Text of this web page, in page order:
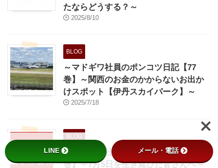
たならどうする？～
2025/8/10
BLOG
～マドギワ社員のポンコツ日記【77
巻】～関西のお金のかからないお出か
けスポット【伊丹スカイパーク】～
2025/7/18
BLOG
～マドギワ社員のポンコツ日記【76
巻】～7月5日を生き延びた皆さんへ～
LINE メール・電話